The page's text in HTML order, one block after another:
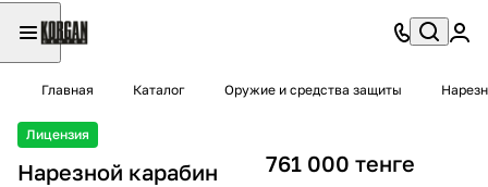
Главная Каталог Оружие и средства защиты
Лицензия
Нарезной карабин
761 000 тенге